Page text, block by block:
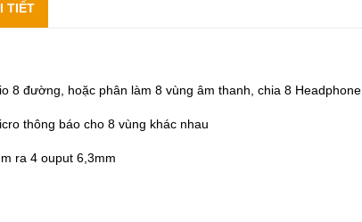
TIẾT
8 đường, hoặc phân làm 8 vùng âm thanh, chia 8 Headphone
thông báo cho 8 vùng khác nhau
ra 4 ouput 6,3mm